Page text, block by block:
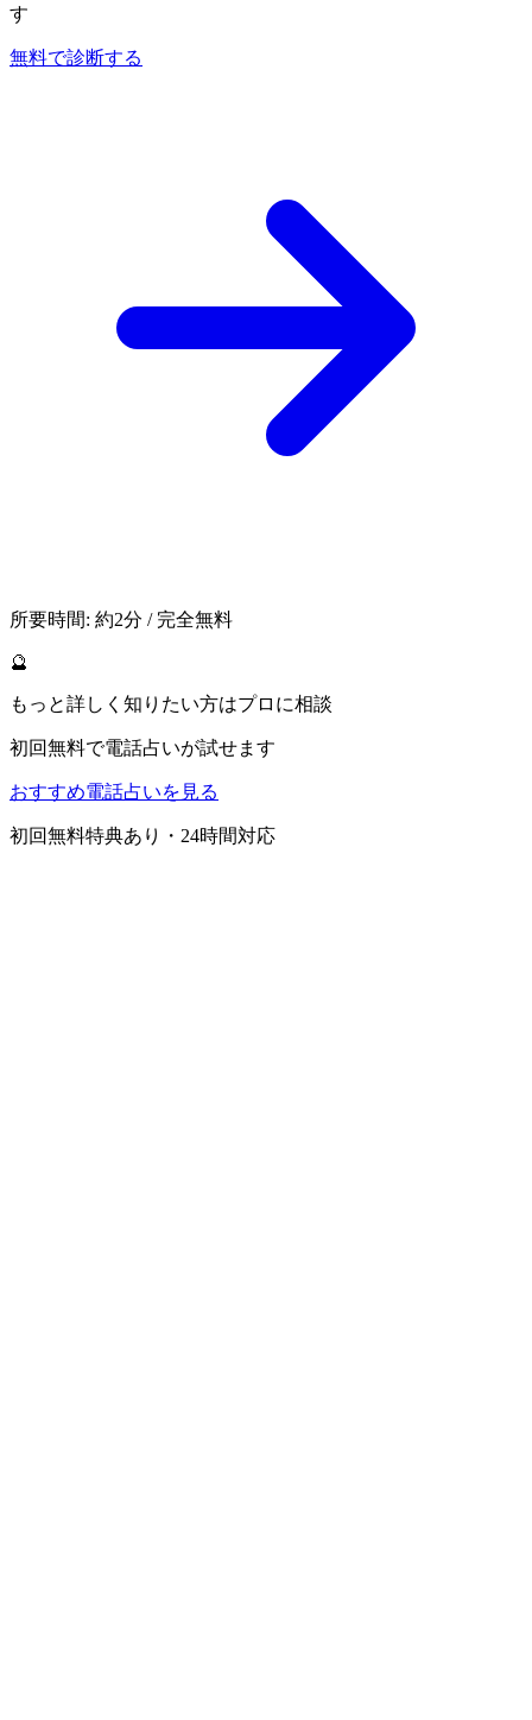
す
無料で診断する
所要時間: 約2分 / 完全無料
🔮
もっと詳しく知りたい方はプロに相談
初回無料で電話占いが試せます
おすすめ電話占いを見る
初回無料特典あり・24時間対応